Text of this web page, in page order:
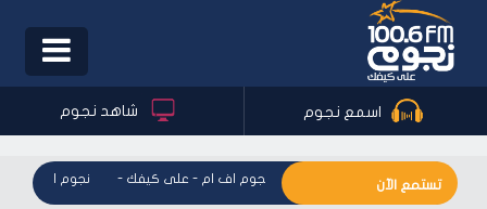
Toggle
اسمع نجوم شاهد نجوم
تستمع الآن
نجوم اف ام - على كيفك - نجوم اف ام - على كيفك نجوم اف ام -